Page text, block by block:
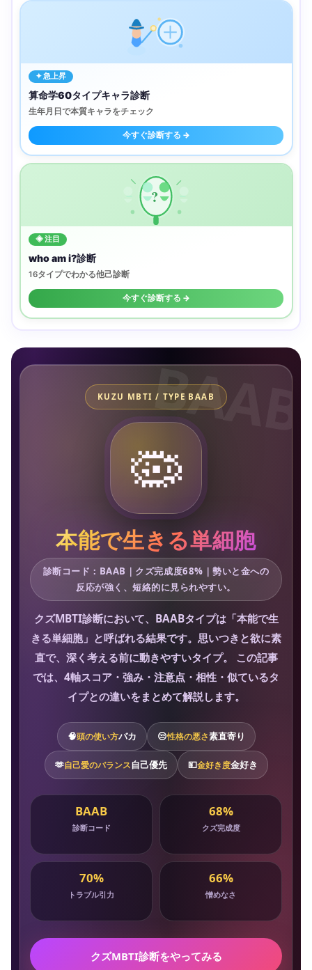
✦ 急上昇
算命学60タイプキャラ診断
生年月日で本質キャラをチェック
今すぐ診断する →
?
◈ 注目
who am i?診断
16タイプでわかる他己診断
今すぐ診断する →
KUZU MBTI / TYPE BAAB
🦠
本能で生きる単細胞
診断コード：BAAB｜クズ完成度68%｜勢いと金への
反応が強く、短絡的に見られやすい。
クズMBTI診断において、BAABタイプは「本能で生
きる単細胞」と呼ばれる結果です。思いつきと欲に素
直で、深く考える前に動きやすいタイプ。 この記事
では、4軸スコア・強み・注意点・相性・似ているタ
イプとの違いをまとめて解説します。
🧠頭の使い方バカ 😒性格の悪さ素直寄り
🫶自己愛のバランス自己優先 💴金好き度金好き
BAAB
診断コード
68%
クズ完成度
70%
トラブル引力
66%
憎めなさ
クズMBTI診断をやってみる